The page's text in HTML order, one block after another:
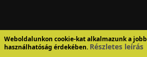
Weboldalunkon cookie-kat alkalmazunk a jobb
használhatóság érdekében. Részletes leírás